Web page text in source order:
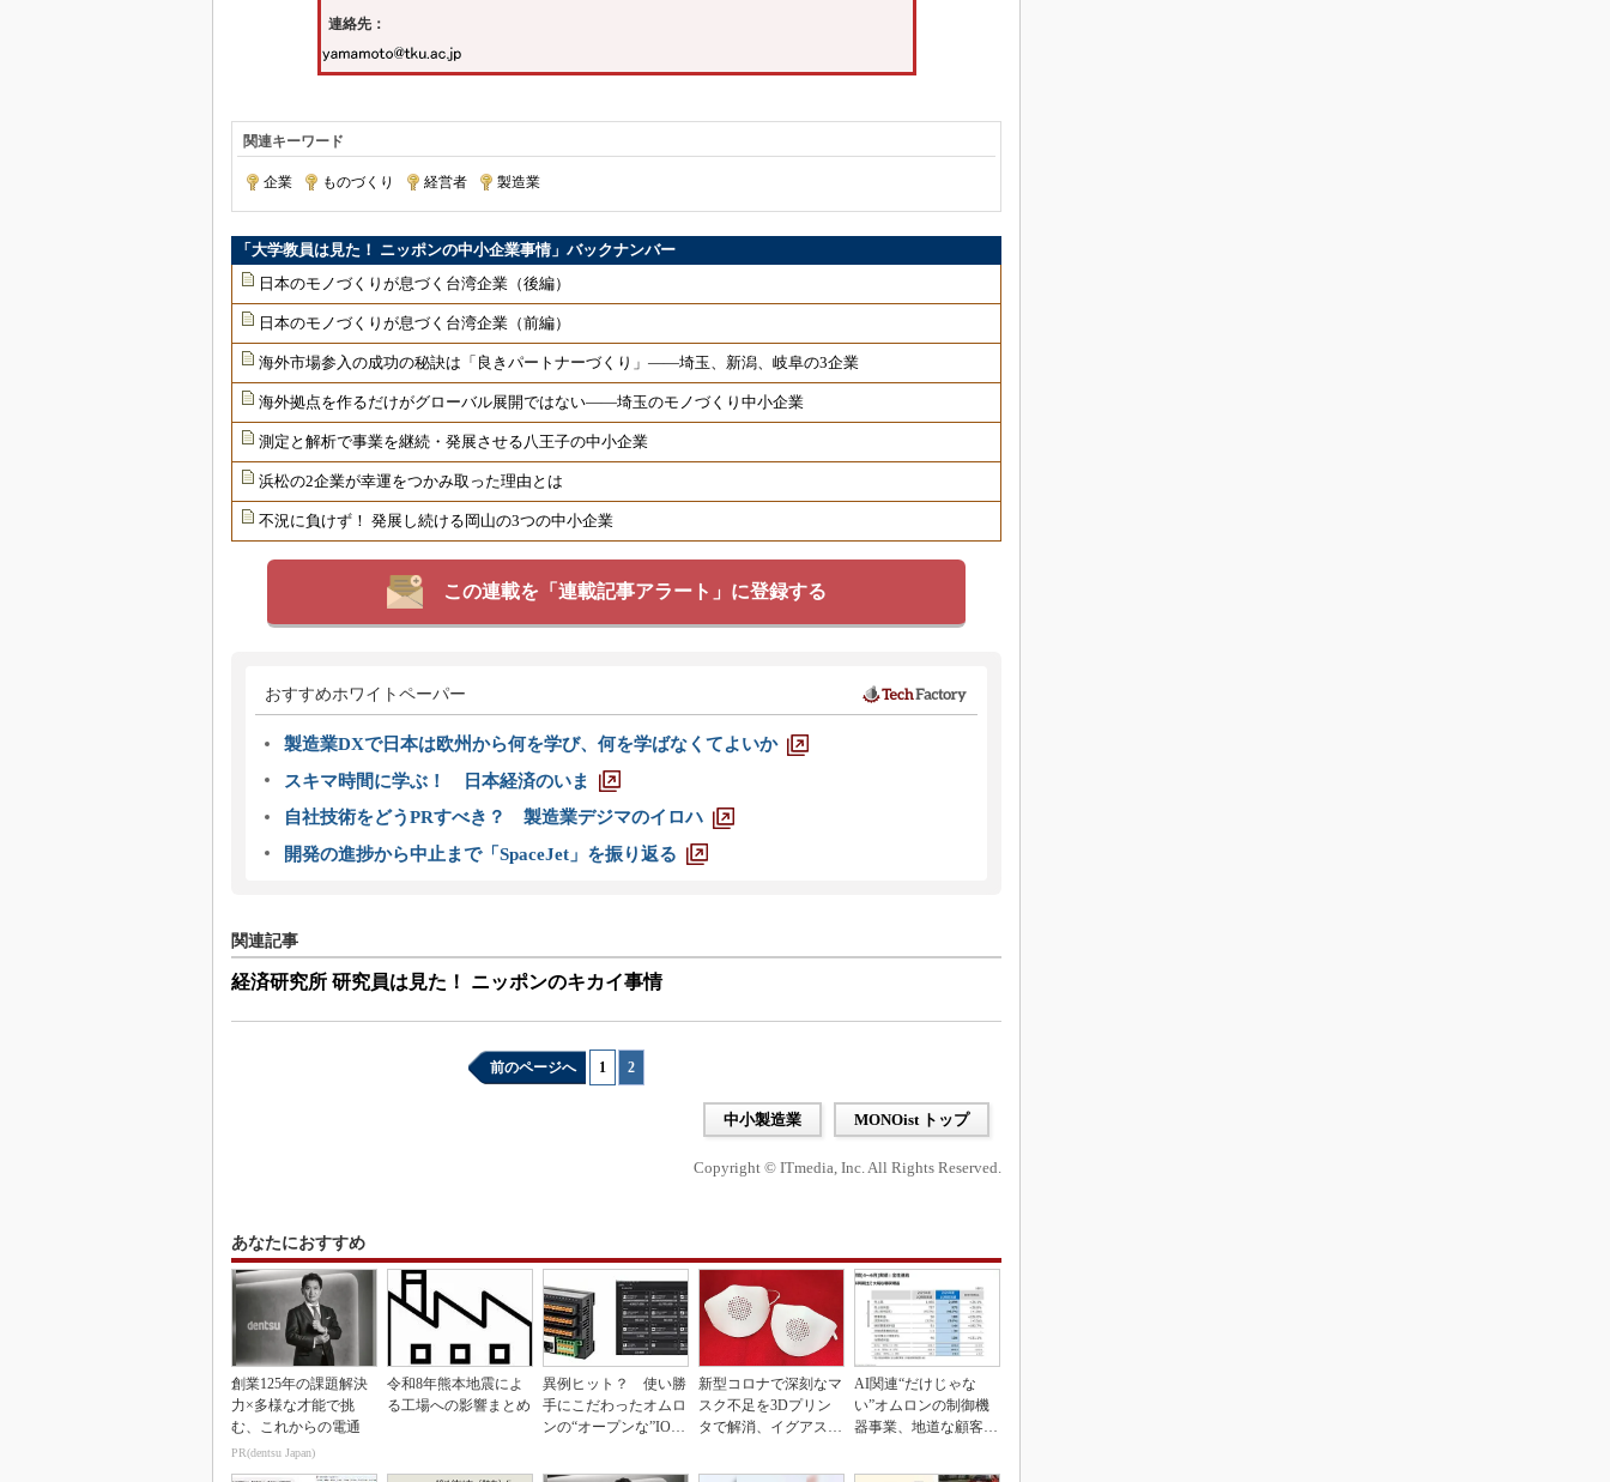
連絡先：
関連キーワード
企業 ものづくり 経営者 製造業
「大学教員は見た！ ニッポンの中小企業事情」バックナンバー
日本のモノづくりが息づく台湾企業（後編）
日本のモノづくりが息づく台湾企業（前編）
海外市場参入の成功の秘訣は「良きパートナーづくり」――埼玉、新潟、岐阜の3企業
海外拠点を作るだけがグローバル展開ではない――埼玉のモノづくり中小企業
測定と解析で事業を継続・発展させる八王子の中小企業
浜松の2企業が幸運をつかみ取った理由とは
不況に負けず！ 発展し続ける岡山の3つの中小企業
この連載を「連載記事アラート」に登録する
おすすめホワイトペーパー
製造業DXで日本は欧州から何を学び、何を学ばなくてよいか
スキマ時間に学ぶ！ 日本経済のいま
自社技術をどうPRすべき？ 製造業デジマのイロハ
開発の進捗から中止まで「SpaceJet」を振り返る
関連記事
経済研究所 研究員は見た！ ニッポンのキカイ事情
前のページへ 1 2
中小製造業 MONOist トップ
Copyright © ITmedia, Inc. All Rights Reserved.
あなたにおすすめ
創業125年の課題解決
力×多様な才能で挑
む、これからの電通
PR(dentsu Japan)
令和8年熊本地震によ
る工場への影響まとめ
異例ヒット？ 使い勝
手にこだわったオムロ
ンの“オープンな”IO-L
新型コロナで深刻なマ
スク不足を3Dプリン
タで解消、イグアスが
AI関連“だけじゃな
い”オムロンの制御機
器事業、地道な顧客基